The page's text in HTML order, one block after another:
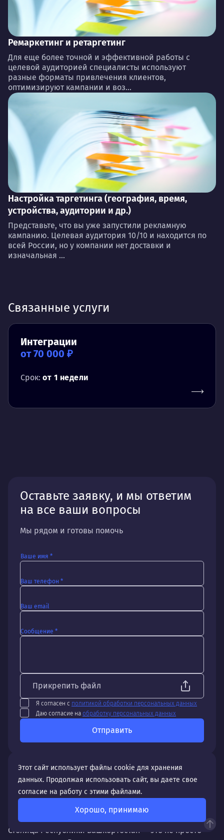
Ремаркетинг и ретаргетинг
Для еще более точной и эффективной работы с
целевой аудиторией специалисты используют
разные форматы привлечения клиентов,
оптимизируют кампании и воз...
Настройка таргетинга (география, время,
устройства, аудитории и др.)
Представьте, что вы уже запустили рекламную
кампанию. Целевая аудитория 10/10 и находится по
всей России, но у компании нет доставки и
изначальная ...
Связанные услуги
Интеграции
от 70 000 ₽
Срок: от 1 недели
Оставьте заявку, и мы ответим
на все ваши вопросы
Мы рядом и готовы помочь
Ваше имя *
Ваш телефон *
Ваш email
Сообщение *
Прикрепить файл
Я согласен с политикой обработки персональных данных
Даю согласие на обработку персональных данных
Отправить
Особенности создания и продвижения сайтов в
Столица Республики Башкортостан — это не просто
Этот сайт использует файлы cookie для хранения
данных. Продолжая использовать сайт, вы даете свое
согласие на работу с этими файлами.
Хорошо, принимаю